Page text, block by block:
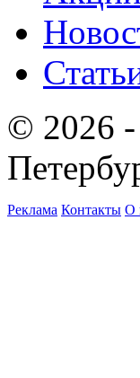
© 2026 -
Реклама Контакты О